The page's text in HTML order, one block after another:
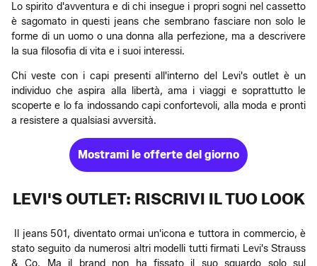
Lo spirito d'avventura e di chi insegue i propri sogni nel cassetto
è sagomato in questi jeans che sembrano fasciare non solo le
forme di un uomo o una donna alla perfezione, ma a descrivere
la sua filosofia di vita e i suoi interessi.
Chi veste con i capi presenti all'interno del Levi's outlet è un
individuo che aspira alla libertà, ama i viaggi e soprattutto le
scoperte e lo fa indossando capi confortevoli, alla moda e pronti
a resistere a qualsiasi avversità.
Mostrami le offerte del giorno
LEVI'S OUTLET: RISCRIVI IL TUO LOOK
Il jeans 501, diventato ormai un'icona e tuttora in commercio, è
stato seguito da numerosi altri modelli tutti firmati Levi's Strauss
& Co. Ma il brand non ha fissato il suo sguardo solo sul